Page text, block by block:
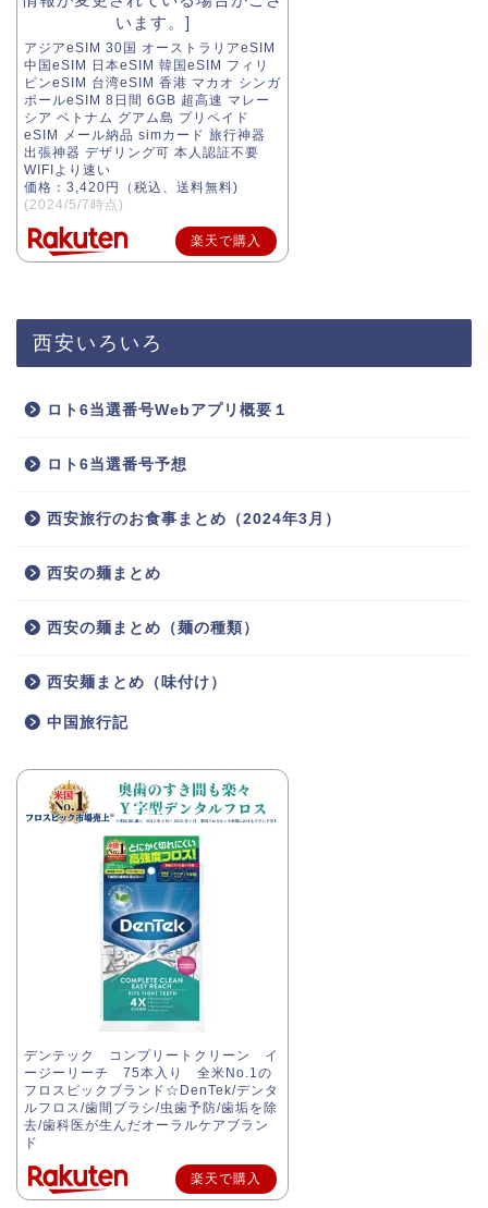
アジアeSIM 30国 オーストラリアeSIM
中国eSIM 日本eSIM 韓国eSIM フィリ
ピンeSIM 台湾eSIM 香港 マカオ シンガ
ポールeSIM 8日間 6GB 超高速 マレー
シア ベトナム グアム島 プリペイド
eSIM メール納品 simカード 旅行神器
出張神器 デザリング可 本人認証不要
WIFIより速い
価格：3,420円（税込、送料無料)
(2024/5/7時点)
楽天で購入
西安いろいろ
ロト6当選番号Webアプリ概要１
ロト6当選番号予想
西安旅行のお食事まとめ（2024年3月）
西安の麺まとめ
西安の麺まとめ（麺の種類）
西安麺まとめ（味付け）
中国旅行記
デンテック コンプリートクリーン イ
ージーリーチ 75本入り 全米No.1の
フロスピックブランド☆DenTek/デンタ
ルフロス/歯間ブラシ/虫歯予防/歯垢を除
去/歯科医が生んだオーラルケアブラン
ド
楽天で購入